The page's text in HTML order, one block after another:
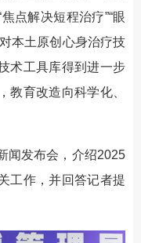
点解决短程治疗”“眼
本土原创心身治疗技
术工具库得到进一步
教育改造向科学化、
发布会，介绍2025
工作，并回答记者提